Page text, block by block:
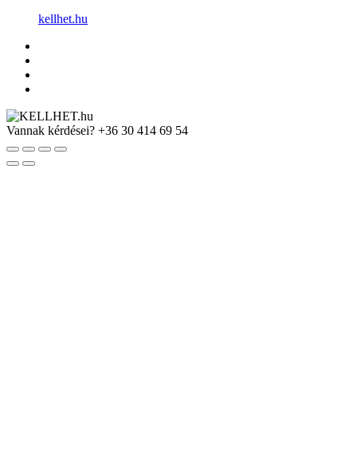
kellhet.hu
Vannak kérdései? +36 30 414 69 54